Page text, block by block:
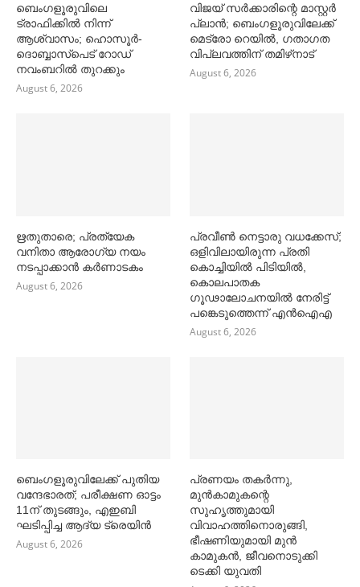
ബെംഗളൂരുവിലെ
ട്രാഫിക്കില്‍ നിന്ന്
ആശ്വാസം; ഹൊസൂര്‍-
ദൊബ്ബാസ്പെട് റോഡ്
നവംബറില്‍ തുറക്കും
August 6, 2026
വിജയ് സര്‍ക്കാരിന്റെ മാസ്റ്റര്‍
പ്ലാന്‍; ബെംഗളൂരുവിലേക്ക്
മെട്രോ റെയില്‍, ഗതാഗത
വിപ്ലവത്തിന് തമിഴ്‌നാട്
August 6, 2026
ഋതുതാരെ; പ്രത്യേക
വനിതാ ആരോഗ്യ നയം
നടപ്പാക്കാൻ കര്‍ണാടകം
August 6, 2026
പ്രവീൺ നെട്ടാരു വധക്കേസ്;
ഒളിവിലായിരുന്ന പ്രതി
കൊച്ചിയിൽ പിടിയിൽ,
കൊലപാതക
ഗൂഢാലോചനയിൽ നേരിട്ട്
പങ്കെടുത്തെന്ന് എൻഐഎ
August 6, 2026
ബെംഗളൂരുവിലേക്ക് പുതിയ
വന്ദേഭാരത്; പരീക്ഷണ ഓട്ടം
11ന് തുടങ്ങും, എഇബി
ഘടിപ്പിച്ച ആദ്യ ട്രെയിന്‍
August 6, 2026
പ്രണയം തകര്‍ന്നു,
മുൻകാമുകന്റെ
സുഹൃത്തുമായി
വിവാഹത്തിനൊരുങ്ങി,
ഭീഷണിയുമായി മുൻ
കാമുകൻ, ജീവനൊടുക്കി
ടെക്കി യുവതി